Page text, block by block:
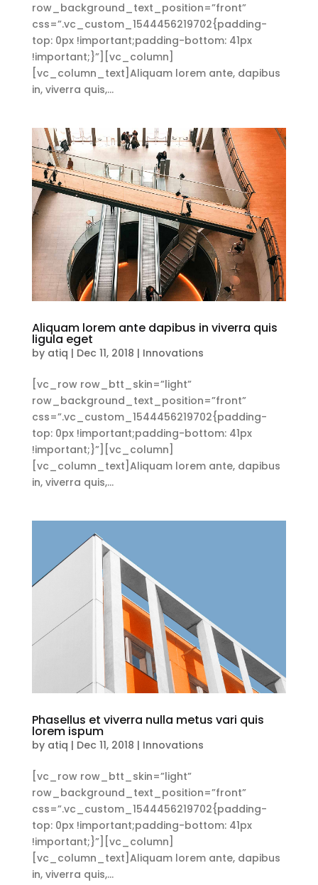
row_background_text_position=”front”
css=”.vc_custom_1544456219702{padding-
top: 0px !important;padding-bottom: 41px
!important;}”][vc_column]
[vc_column_text]Aliquam lorem ante, dapibus
in, viverra quis,...
Aliquam lorem ante dapibus in viverra quis
ligula eget
by atiq | Dec 11, 2018 | Innovations
[vc_row row_btt_skin=”light”
row_background_text_position=”front”
css=”.vc_custom_1544456219702{padding-
top: 0px !important;padding-bottom: 41px
!important;}”][vc_column]
[vc_column_text]Aliquam lorem ante, dapibus
in, viverra quis,...
Phasellus et viverra nulla metus vari quis
lorem ispum
by atiq | Dec 11, 2018 | Innovations
[vc_row row_btt_skin=”light”
row_background_text_position=”front”
css=”.vc_custom_1544456219702{padding-
top: 0px !important;padding-bottom: 41px
!important;}”][vc_column]
[vc_column_text]Aliquam lorem ante, dapibus
in, viverra quis,...